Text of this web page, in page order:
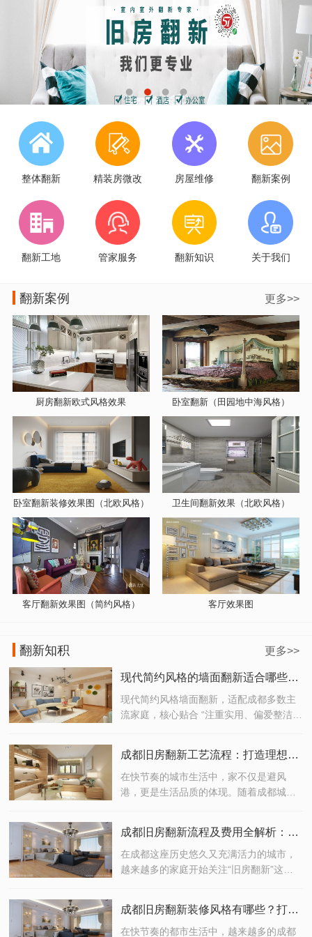
整体翻新 精装房微改 房屋维修 翻新案例
翻新工地 管家服务 翻新知识 关于我们
翻新案例 更多>>
厨房翻新欧式风格效果 卧室翻新（田园地中海风格）
卧室翻新装修效果图（北欧风格） 卫生间翻新效果（北欧风格）
客厅翻新效果图（简约风格） 客厅效果图
翻新知积 更多>>
现代简约风格的墙面翻新适合哪些成都家庭？
现代简约风格墙面翻新，适配成都多数主
流家庭，核心贴合 “注重实用、偏爱整洁、
成都旧房翻新工艺流程：打造理想家居的完美之选
在快节奏的城市生活中，家不仅是避风
港，更是生活品质的体现。随着成都城市
行翻新改造，那么了解一套科学、高效的
成都旧房翻新工艺流程，将是开启理想生
活的重要一步。
成都旧房翻新流程及费用全解析：打造理想家居的高效指南
在成都这座历史悠久又充满活力的城市，
越来越多的家庭开始关注“旧房翻新”这一
成为现代家庭改善居住环境的重要选择。
但你是否清楚成都旧房翻新的完整流程？
成都旧房翻新装修风格有哪些？打造你的理想生活空间！
在快节奏的都市生活中，越来越多的成都